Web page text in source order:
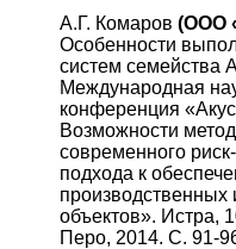
А.Г. Комаров (ООО
Особенности
систем семейства
Международная
конференция
Возможности
современного
подхода к
производственных
объектов». Истра,
Перо, 2014. С. 91-